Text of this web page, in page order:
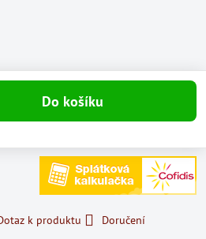
Do košíku
k produktu
Doručení